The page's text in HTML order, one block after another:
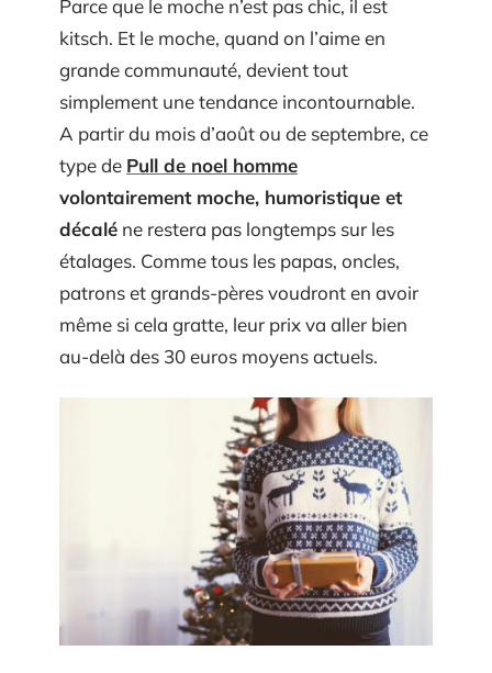
Parce que le moche n’est pas chic, il est
kitsch. Et le moche, quand on l’aime en
grande communauté, devient tout
simplement une tendance incontournable.
A partir du mois d’août ou de septembre, ce
type de Pull de noel homme
volontairement moche, humoristique et
décalé ne restera pas longtemps sur les
étalages. Comme tous les papas, oncles,
patrons et grands-pères voudront en avoir
même si cela gratte, leur prix va aller bien
au-delà des 30 euros moyens actuels.